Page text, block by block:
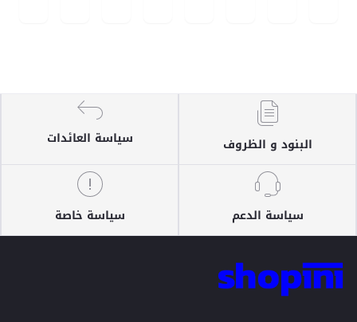
البنود و الظروف سياسة العائدات
سياسة الدعم سياسة خاصة